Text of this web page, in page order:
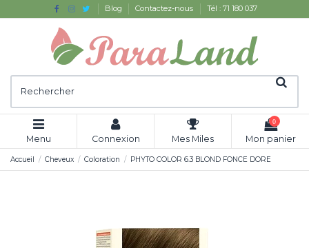
Blog Contactez-nous Tél : 71 180 037
Menu Connexion Mes Miles
0
Mon panier
Accueil Cheveux Coloration PHYTO COLOR 6.3 BLOND FONCE DORE